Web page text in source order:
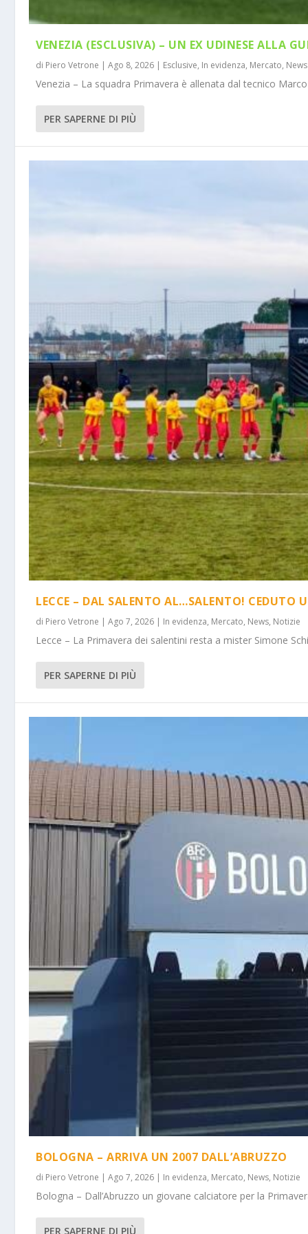
VENEZIA (ESCLUSIVA) – UN EX UDINESE ALLA
di Piero Vetrone |Ago 8, 2026 Esclusive, In evidenza, Mercato, News
Venezia – La squadra Primavera è allenata dal tecnico
PER SAPERNE DI PIÙ
LECCE – DAL SALENTO AL…SALENTO! CEDUTO
di Piero Vetrone |Ago 7, 2026 | In evidenza, Mercato, News, Notizie
Lecce – La Primavera dei salentini resta a mister Simone
PER SAPERNE DI PIÙ
BOLOGNA – ARRIVA UN 2007 DALL’ABRUZZO
di Piero Vetrone |Ago 7, 2026 | In evidenza, Mercato, News, Notizie
Bologna – Dall’Abruzzo un giovane calciatore per la
PER SAPERNE DI PIÙ